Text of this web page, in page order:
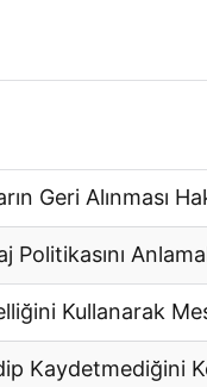
Geri Alınması
Politikasını
Kullanarak
Kaydetmediğini